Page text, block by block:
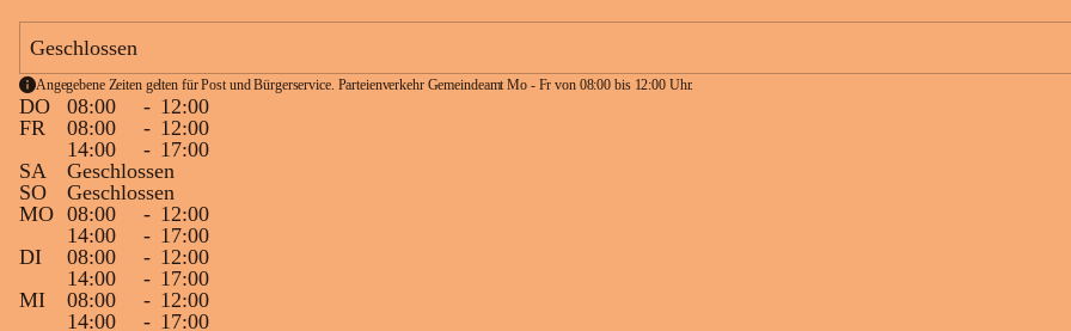
Geschlossen
Angegebene Zeiten gelten für Post und Bürgerservice. Parteienverkehr Gemeindeamt Mo - Fr von 08:00 bis 12:00 Uhr.
DO 08:00 - 12:00
FR
08:00 - 12:00
14:00
- 17:00
SA
Geschlossen
SO
Geschlossen
MO 08:00 - 12:00
14:00
- 17:00
DI
08:00 - 12:00
14:00
- 17:00
MI
08:00 - 12:00
14:00
- 17:00